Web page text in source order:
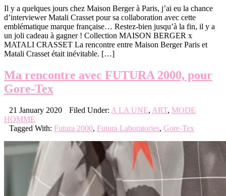
Il y a quelques jours chez Maison Berger à Paris, j’ai eu la chance
d’interviewer Matali Crasset pour sa collaboration avec cette
emblématique marque française… Restez-bien jusqu’à la fin, il y a
un joli cadeau à gagner ! Collection MAISON BERGER x
MATALI CRASSET La rencontre entre Maison Berger Paris et
Matali Crasset était inévitable. […]
Ma rencontre avec FUTURA 2000, pour
Gore-Tex
21 January 2020 Filed Under: A LA UNE, ART, MODE
HOMME
Tagged With: Futura 2000, Futura Laboratories, Gore-Tex